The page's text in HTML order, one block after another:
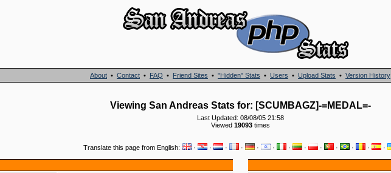
About • Contact • FAQ • Friend Sites • "Hidden" Stats • Users • Upload Stats • Version History
Viewing San Andreas Stats for: [SCUMBAGZ]-=MEDAL=-
Last Updated: 08/08/05 21:58
Viewed 19093times
Translate this page from English: · · · · · · · · · · · · ·